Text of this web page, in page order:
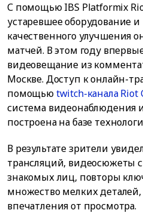
С помощью IBS Platformix
устаревшее оборудование
качественного улучшения
матчей. В этом году
видеовещание из
Москве. Доступ к онлайн-
помощьюtwitch-канала Riot
система видеонаблюдения
построена на базе
В результате зрители
трансляций, видеосюжеты
знакомых лиц, повторы
множество мелких
впечатления от просмотра.